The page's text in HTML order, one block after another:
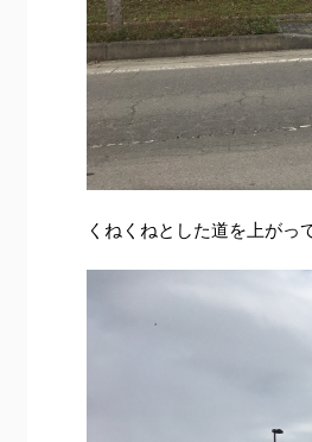
くねくねとした道を上がっ